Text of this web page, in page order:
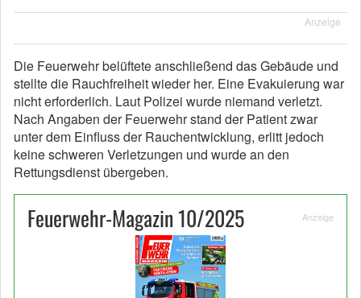
Anzeige
Die Feuerwehr belüftete anschließend das Gebäude und
stellte die Rauchfreiheit wieder her. Eine Evakuierung war
nicht erforderlich. Laut Polizei wurde niemand verletzt.
Nach Angaben der Feuerwehr stand der Patient zwar
unter dem Einfluss der Rauchentwicklung, erlitt jedoch
keine schweren Verletzungen und wurde an den
Rettungsdienst übergeben.
Feuerwehr-Magazin 10/2025 Anzeige